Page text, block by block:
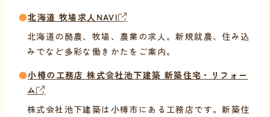
●北海道 牧場求人NAVI
北海道の酪農、牧場、農業の求人。新規就農、住み込
みでなど多彩な働きかたをご案内。
●小樽の工務店 株式会社池下建築 新築住宅・リフォー
ム
株式会社池下建築は小樽市にある工務店です。新築住